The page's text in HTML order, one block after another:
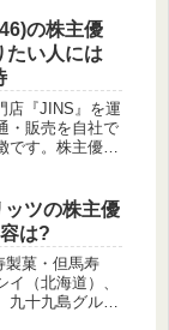
の株主優
たい人には
店『JINS』を運
・販売を自社で
す。株主優待
100株以上保有
ツの株主優
は?
製菓・但馬寿
イ（北海道）、
九十九島グルー